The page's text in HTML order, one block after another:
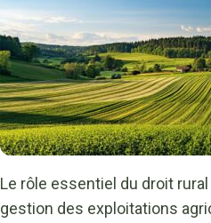
Le rôle essentiel du droit rural
gestion des exploitations